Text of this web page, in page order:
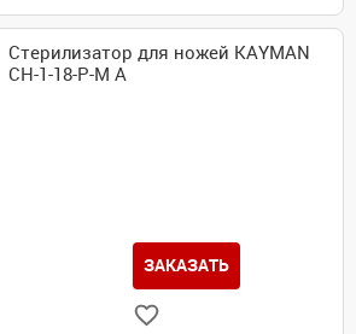
Стерилизатор для ножей KAYMAN
СН-1-18-Р-М А
ЗАКАЗАТЬ